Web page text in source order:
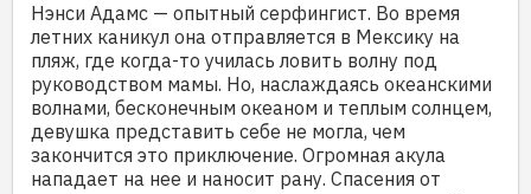
Нэнси Адамс — опытный серфингист. Во время
летних каникул она отправляется в Мексику на
пляж, где когда-то училась ловить волну под
руководством мамы. Но, наслаждаясь океанскими
волнами, бесконечным океаном и теплым солнцем,
девушка представить себе не могла, чем
закончится это приключение. Огромная акула
нападает на нее и наносит рану. Спасения от